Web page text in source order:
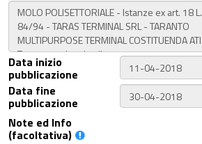
Data inizio
pubblicazione
Data fine
pubblicazione
Note ed Info
(facoltativa)